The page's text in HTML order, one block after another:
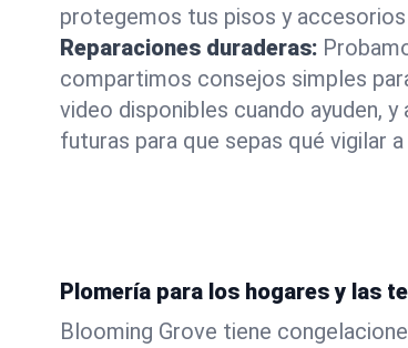
protegemos tus pisos y
Reparaciones duraderas:
compartimos consejos simples
video disponibles cuando ayuden,
futuras para que sepas qué vigilar
Plomería para los hogares y las
Blooming Grove tiene